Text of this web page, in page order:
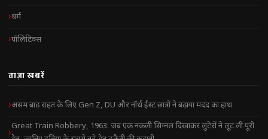
धर्म
पॉलिटिक्स
ताज़ा खबरें
असम बाढ़ राहत के लिए Gen Z, DU और नॉर्थ ईस्ट छात्रों ने बढ़ाया मदद का हाथ
Great Train Robbery, 1963: जब एक नकली सिग्नल दिखाकर लुटेरों ने लूट ली पूरी